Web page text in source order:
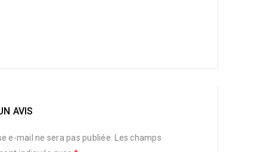
AVIS
e-mail ne sera pas publiée.
Les champs